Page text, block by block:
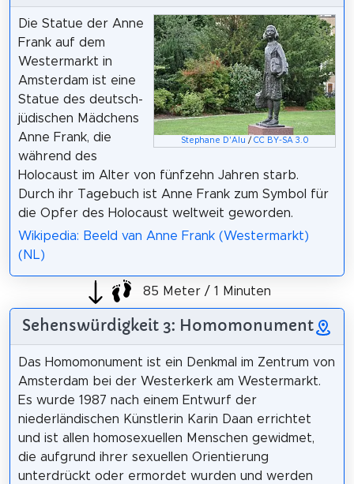
Stephane D'Alu / CC BY-SA 3.0
Die Statue der Anne
Frank auf dem
Westermarkt in
Amsterdam ist eine
Statue des deutsch-
jüdischen Mädchens
Anne Frank, die
während des
Holocaust im Alter von fünfzehn Jahren starb.
Durch ihr Tagebuch ist Anne Frank zum Symbol für
die Opfer des Holocaust weltweit geworden.
Wikipedia: Beeld van Anne Frank (Westermarkt)
(NL)
85 Meter / 1 Minuten
Sehenswürdigkeit 3: Homomonument
Das Homomonument ist ein Denkmal im Zentrum von
Amsterdam bei der Westerkerk am Westermarkt.
Es wurde 1987 nach einem Entwurf der
niederländischen Künstlerin Karin Daan errichtet
und ist allen homosexuellen Menschen gewidmet,
die aufgrund ihrer sexuellen Orientierung
unterdrückt oder ermordet wurden und werden